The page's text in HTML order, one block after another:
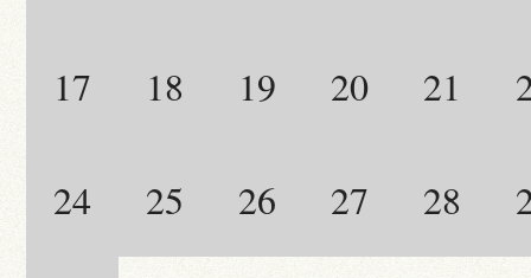
17 18 19 20 21
24 25 26 27 28